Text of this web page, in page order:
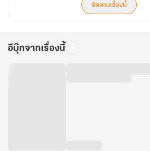
ติดตามเรื่องนี้
อีบุ๊กจากเรื่องนี้